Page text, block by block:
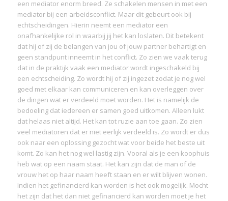
een mediator enorm breed. Ze schakelen mensen in met een
mediator bij een arbeidsconflict. Maar dit gebeurt ook bij
echtscheidingen. Hierin neemt een mediator een
onafhankelijke rol in waarbij jij het kan loslaten. Dit betekent
dat hij of zij de belangen van jou of jouw partner behartigt en
geen standpunt inneemt in het conflict. Zo zien we vaak terug
dat in de praktijk vaak een mediator wordt ingeschakeld bij
een echtscheiding. Zo wordt hij of zij ingezet zodat je nog wel
goed met elkaar kan communiceren en kan overleggen over
de dingen wat er verdeeld moet worden. Het is namelijk de
bedoeling dat iedereen er samen goed uitkomen. Alleen lukt
dat helaas niet altijd. Het kan tot ruzie aan toe gaan. Zo zien
veel mediatoren dat er niet eerlijk verdeeld is. Zo wordt er dus
ook naar een oplossing gezocht wat voor beide het beste uit
komt. Zo kan het nog wel lastig zijn. Vooral als je een koophuis
heb wat op een naam staat. Het kan zijn dat de man of de
vrouw het op haar naam heeft staan en er wilt blijven wonen.
Indien het gefinancierd kan worden is het ook mogelijk. Mocht
het zijn dat het dan niet gefinancierd kan worden moet je het